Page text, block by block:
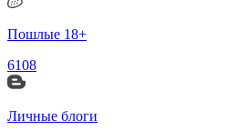
Пошлые 18+
6108
Личные блоги